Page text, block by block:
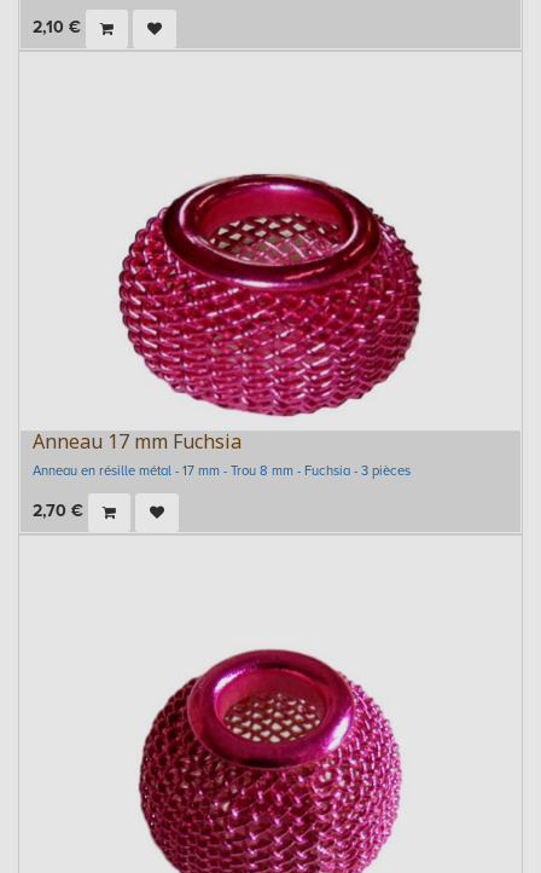
2,10 €
Anneau 17 mm Fuchsia
Anneau en résille métal - 17 mm - Trou 8 mm - Fuchsia - 3 pièces
2,70 €